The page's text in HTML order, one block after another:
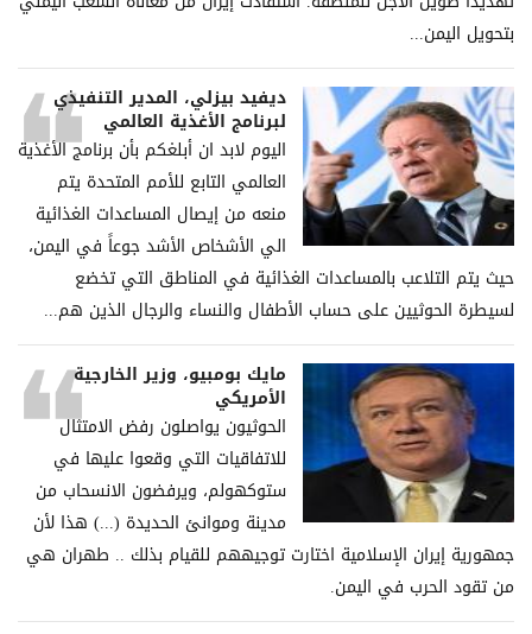
بتحويل اليمن...
ديفيد بيزلي، المدير التنفيذي
لبرنامج الأغذية العالمي
اليوم لابد ان أبلغكم بأن برنامج الأغذية
العالمي التابع للأمم المتحدة يتم
منعه من إيصال المساعدات الغذائية
الي الأشخاص الأشد جوعاً في اليمن،
حيث يتم التلاعب بالمساعدات الغذائية في المناطق التي تخضع
لسيطرة الحوثيين على حساب الأطفال والنساء والرجال الذين هم...
مايك بومبيو، وزير الخارجية
الأمريكي
الحوثيون يواصلون رفض الامتثال
للاتفاقيات التي وقعوا عليها في
ستوكهولم، ويرفضون الانسحاب من
مدينة وموانئ الحديدة (...) هذا لأن
جمهورية إيران الإسلامية اختارت توجيههم للقيام بذلك .. طهران هي
من تقود الحرب في اليمن.